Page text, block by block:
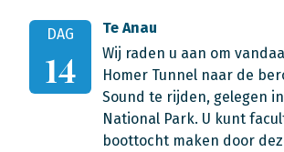
DAG
14
Te Anau
Wij raden u aan om
Homer Tunnel naar de
Sound te rijden, gelegen
National Park. U kunt
boottocht maken door